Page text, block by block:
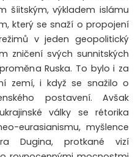
šíitským, výkladem islámu
který se snaží o propojení
v jeden geopolitický
zničení svých sunnitských
Ruska. To bylo i za
zemí, i když se snažilo o
postavení. Avšak
války se rétorika
eurasianismu, myšlence
Dugina, protkané vizí